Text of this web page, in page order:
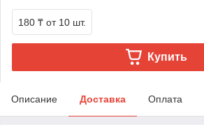
180 ₸ от 10 шт.
Купить
Описание Доставка Оплата